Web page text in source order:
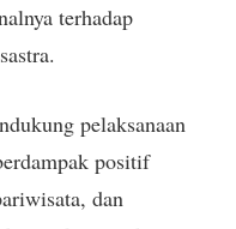
terhadap
pelaksanaan
positif
dan